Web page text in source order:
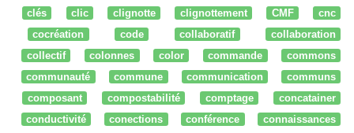
clés
clic clignotte clignottement CMF
cnc
cocréation
code collaboratif
collaboration
collectif
colonnes color commande
commons
communauté
commune communication
communs
composant
compostabilité comptage
concatainer
conductivité
conections conférence
connaissances